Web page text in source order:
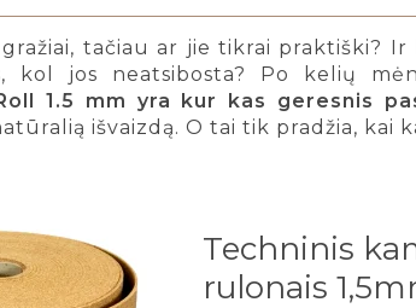
tačiau ar jie tikrai praktiški?
kol jos neatsibosta? Po kelių
1.5 mm yra kur kas geresnis
išvaizdą. O tai tik pradžia, kai
Techninis
rulonais